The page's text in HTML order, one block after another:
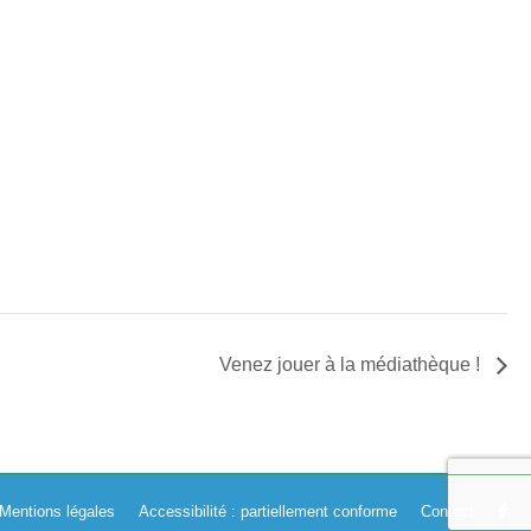
Venez jouer à la médiathèque !
Mentions légales Accessibilité : partiellement conforme Contact